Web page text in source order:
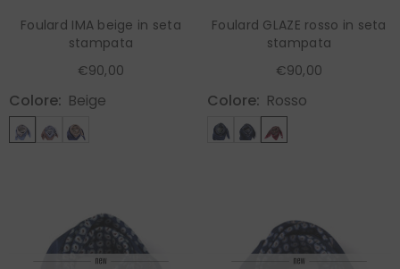
Foulard IMA beige in seta
stampata
€90,00
Colore: Beige
Foulard GLAZE rosso in seta
stampata
€90,00
Colore: Rosso